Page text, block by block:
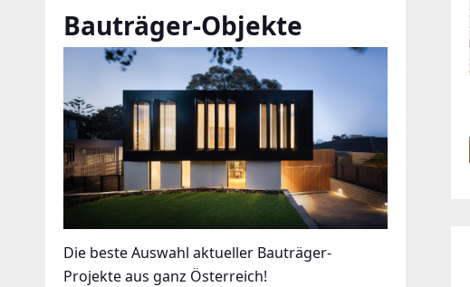
Bauträger-Objekte
Die beste Auswahl aktueller Bauträger-
Projekte aus ganz Österreich!